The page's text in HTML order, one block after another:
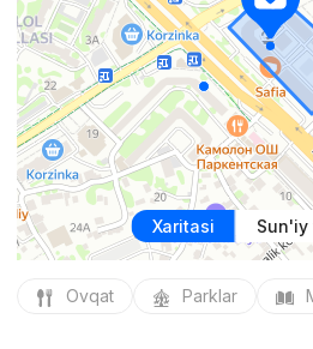
Xaritasi
Ovqat Parklar